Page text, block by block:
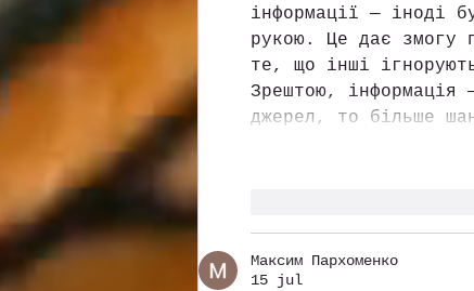
інформації — іноді
рукою. Це дає змогу
те, що інші
Зрештою,
джерел, то більше
Максим Пархоменко
15 jul